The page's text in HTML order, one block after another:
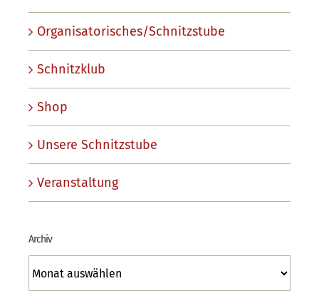
Organisatorisches/Schnitzstube
Schnitzklub
Shop
Unsere Schnitzstube
Veranstaltung
Archiv
Archiv